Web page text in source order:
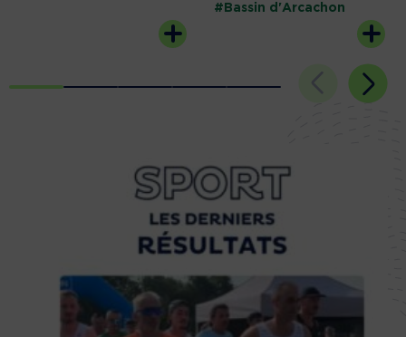
#Bassin d'Arcachon